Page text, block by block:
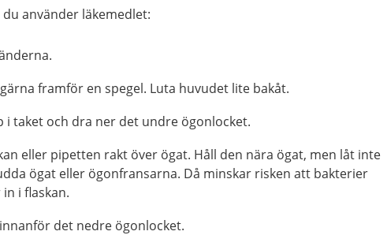
använder läkemedlet:
framför en spegel. Luta huvudet lite bakåt.
i taket och dra ner det undre ögonlocket.
eller pipetten rakt över ögat. Håll den nära ögat, men låt inte
ögat eller ögonfransarna. Då minskar risken att bakterier
i flaskan.
det nedre ögonlocket.